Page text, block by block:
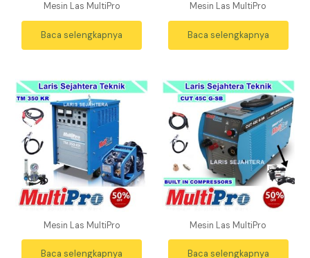
Mesin Las MultiPro
Baca selengkapnya
Mesin Las MultiPro
Baca selengkapnya
Mesin Las MultiPro
Baca selengkapnya
Mesin Las MultiPro
Baca selengkapnya